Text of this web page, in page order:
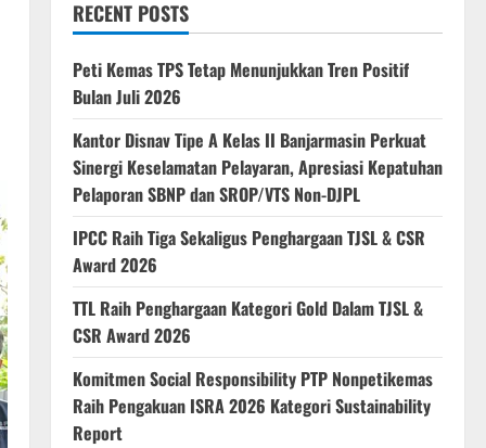
RECENT POSTS
Peti Kemas TPS Tetap Menunjukkan Tren Positif
Bulan Juli 2026
Kantor Disnav Tipe A Kelas II Banjarmasin Perkuat
Sinergi Keselamatan Pelayaran, Apresiasi Kepatuhan
Pelaporan SBNP dan SROP/VTS Non-DJPL
IPCC Raih Tiga Sekaligus Penghargaan TJSL & CSR
Award 2026
TTL Raih Penghargaan Kategori Gold Dalam TJSL &
CSR Award 2026
Komitmen Social Responsibility PTP Nonpetikemas
Raih Pengakuan ISRA 2026 Kategori Sustainability
Report